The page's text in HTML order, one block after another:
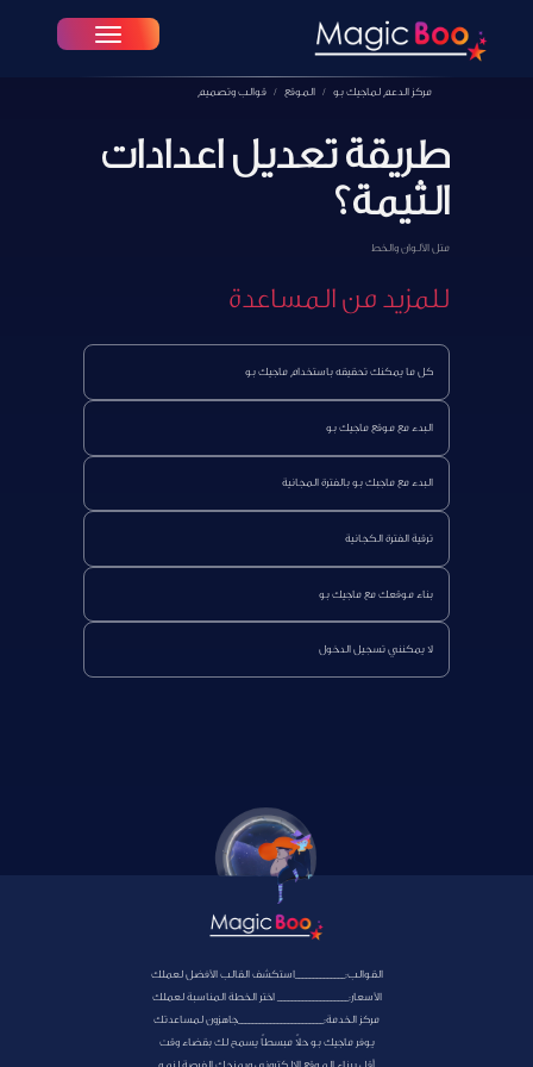
Toggle navigation
مركز الدعم لماجيك بو الموقع قوالب وتصميم
طريقة تعديل اعدادات
الثيمة؟
متل الألوان والخط
للمزيد من المساعدة
كل ما يمكنك تحقيقه باستخدام ماجيك بو
البدء مع موقع ماجيك بو
البدء مع ماجبك بو بالفترة المجانية
ترقية الفترة الكجانية
بناء موقعك مع ماجيك بو
لا يمكنني تسجيل الدخول
القوالب:______________استكشف القالب الأفضل لعملك
الأسعار:____________________ اختر الخطة المناسبة لعملك
مركز الخدمة:________________________جاهزون لمساعدتك
يوفر ماجيك بو حلاً مبسطاً يسمح لك بقضاء وقت